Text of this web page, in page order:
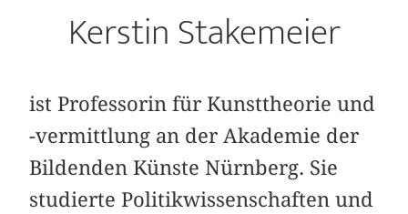
Kerstin Stakemeier
ist Professorin für Kunsttheorie und
-vermittlung an der Akademie der
Bildenden Künste Nürnberg. Sie
studierte Politikwissenschaften und